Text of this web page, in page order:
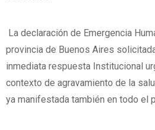
La declaración de Emergencia
provincia de Buenos Aires
inmediata respuesta Institucional
contexto de agravamiento de la
ya manifestada también en todo el